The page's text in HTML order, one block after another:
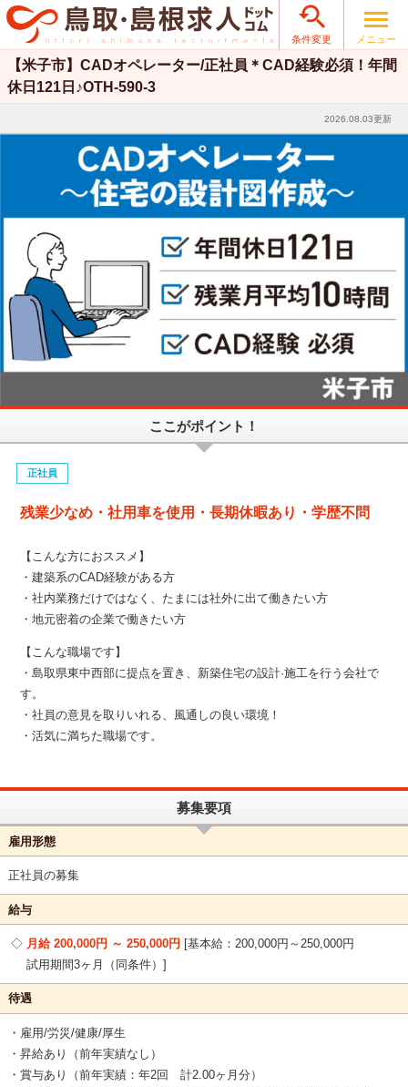

条件変更 メニュー
【米子市】CADオペレーター/正社員＊CAD経験必須！年間
休日121日♪OTH-590-3
2026.08.03更新
ここがポイント！
正社員
残業少なめ・社用車を使用・長期休暇あり・学歴不問
【こんな方におススメ】
・建築系のCAD経験がある方
・社内業務だけではなく、たまには社外に出て働きたい方
・地元密着の企業で働きたい方
【こんな職場です】
・島取県東中西部に提点を置き、新築住宅の設計·施工を行う会社で
す。
・社員の意見を取りいれる、風通しの良い環境！
・活気に満ちた職場です。
募集要項
雇用形態
正社員の募集
給与
月給 200,000円 ～ 250,000円
基本給：200,000円～250,000円
試用期間3ヶ月（同条件）
待遇
・雇用/労災/健康/厚生
・昇給あり（前年実績なし）
・賞与あり（前年実績：年2回 計2.00ヶ月分）